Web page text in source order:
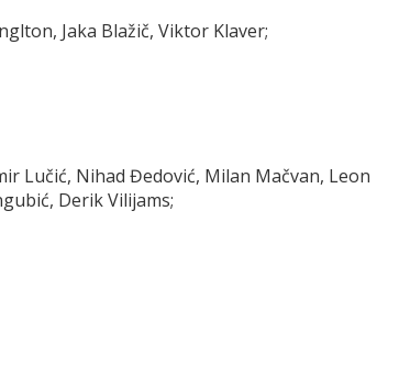
Jaka Blažič, Viktor Klaver;
Lučić, Nihad Đedović, Milan Mačvan, Leon
Derik Vilijams;